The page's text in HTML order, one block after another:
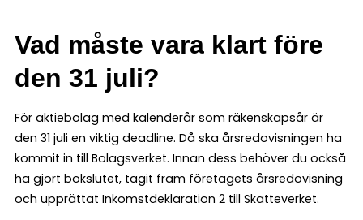
Vad måste vara klart före
den 31 juli?
För aktiebolag med kalenderår som räkenskapsår är
den 31 juli en viktig deadline. Då ska årsredovisningen ha
kommit in till Bolagsverket. Innan dess behöver du också
ha gjort bokslutet, tagit fram företagets årsredovisning
och upprättat Inkomstdeklaration 2 till Skatteverket.